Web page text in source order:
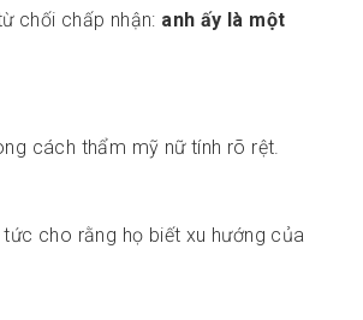
chối chấp nhận: anh ấy là một
cách thẩm mỹ nữ tính rõ rệt.
cho rằng họ biết xu hướng của